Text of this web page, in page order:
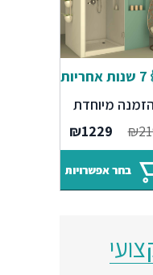
7 שנות אחריות
מקלחון חזית
מיוחדת
דלת אחת
₪
₪1229
בחר אפשרויות